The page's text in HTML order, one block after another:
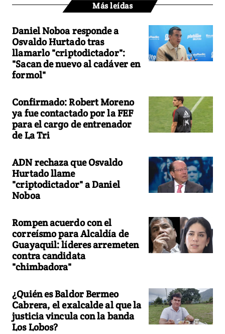
Más leídas
Daniel Noboa responde a
Osvaldo Hurtado tras
llamarlo "criptodictador":
"Sacan de nuevo al cadáver en
formol"
Confirmado: Robert Moreno
ya fue contactado por la FEF
para el cargo de entrenador
de La Tri
ADN rechaza que Osvaldo
Hurtado llame
"criptodictador" a Daniel
Noboa
Rompen acuerdo con el
correísmo para Alcaldía de
Guayaquil: líderes arremeten
contra candidata
"chimbadora"
¿Quién es Baldor Bermeo
Cabrera, el exalcalde al que la
justicia vincula con la banda
Los Lobos?